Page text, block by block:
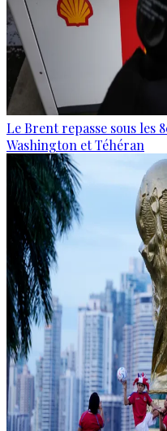
Le Brent repasse sous les
Washington et Téhéran